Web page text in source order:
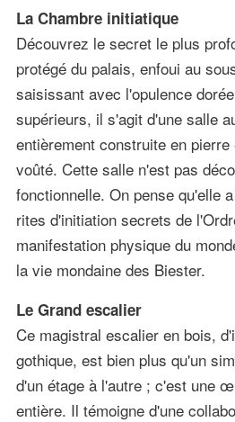
La Chambre initiatique
Découvrez le secret le plus
protégé du palais, enfoui au
saisissant avec l'opulence
supérieurs, il s'agit d'une salle
entièrement construite en
voûté. Cette salle n'est pas
fonctionnelle. On pense qu'elle
rites d'initiation secrets de
manifestation physique du
la vie mondaine des Biester.
Le Grand escalier
Ce magistral escalier en bois,
gothique, est bien plus qu'un
d'un étage à l'autre ; c'est une
entière. Il témoigne d'une